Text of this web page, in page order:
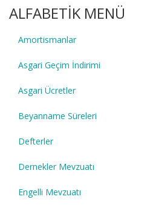
ALFABETİK MENÜ
Amortismanlar
Asgari Geçim İndirimi
Asgari Ücretler
Beyanname Süreleri
Defterler
Dernekler Mevzuatı
Engelli Mevzuatı